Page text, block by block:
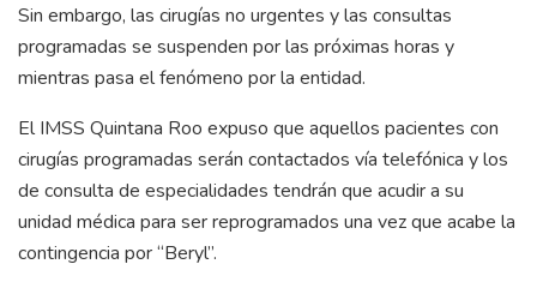
Sin embargo, las cirugías no urgentes y las consultas
programadas se suspenden por las próximas horas y
mientras pasa el fenómeno por la entidad.
El IMSS Quintana Roo expuso que aquellos pacientes con
cirugías programadas serán contactados vía telefónica y los
de consulta de especialidades tendrán que acudir a su
unidad médica para ser reprogramados una vez que acabe la
contingencia por “Beryl”.